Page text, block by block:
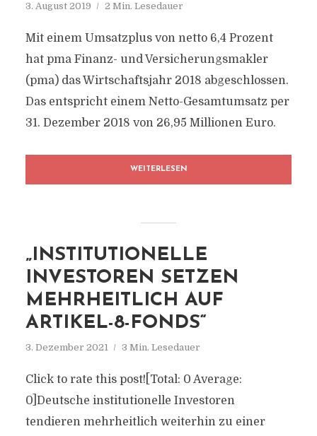
3. August 2019 2 Min. Lesedauer
Mit einem Umsatzplus von netto 6,4 Prozent
hat pma Finanz- und Versicherungsmakler
(pma) das Wirtschaftsjahr 2018 abgeschlossen.
Das entspricht einem Netto-Gesamtumsatz per
31. Dezember 2018 von 26,95 Millionen Euro.
WEITERLESEN
„INSTITUTIONELLE
INVESTOREN SETZEN
MEHRHEITLICH AUF
ARTIKEL-8-FONDS“
3. Dezember 2021 3 Min. Lesedauer
Click to rate this post![Total: 0 Average:
0]Deutsche institutionelle Investoren
tendieren mehrheitlich weiterhin zu einer